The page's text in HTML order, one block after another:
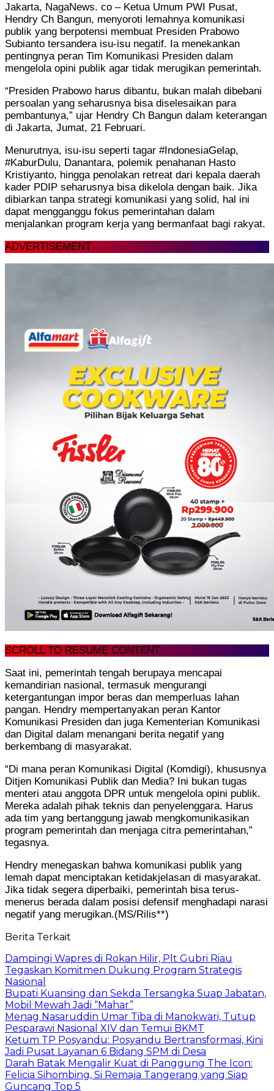
Jakarta, NagaNews. co – Ketua Umum PWI Pusat,
Hendry Ch Bangun, menyoroti lemahnya komunikasi
publik yang berpotensi membuat Presiden Prabowo
Subianto tersandera isu-isu negatif. Ia menekankan
pentingnya peran Tim Komunikasi Presiden dalam
mengelola opini publik agar tidak merugikan pemerintah.
“Presiden Prabowo harus dibantu, bukan malah dibebani
persoalan yang seharusnya bisa diselesaikan para
pembantunya,” ujar Hendry Ch Bangun dalam keterangan
di Jakarta, Jumat, 21 Februari.
Menurutnya, isu-isu seperti tagar #IndonesiaGelap,
#KaburDulu, Danantara, polemik penahanan Hasto
Kristiyanto, hingga penolakan retreat dari kepala daerah
kader PDIP seharusnya bisa dikelola dengan baik. Jika
dibiarkan tanpa strategi komunikasi yang solid, hal ini
dapat mengganggu fokus pemerintahan dalam
menjalankan program kerja yang bermanfaat bagi rakyat.
ADVERTISEMENT
SCROLL TO RESUME CONTENT
Saat ini, pemerintah tengah berupaya mencapai
kemandirian nasional, termasuk mengurangi
ketergantungan impor beras dan memperluas lahan
pangan. Hendry mempertanyakan peran Kantor
Komunikasi Presiden dan juga Kementerian Komunikasi
dan Digital dalam menangani berita negatif yang
berkembang di masyarakat.
“Di mana peran Komunikasi Digital (Komdigi), khususnya
Ditjen Komunikasi Publik dan Media? Ini bukan tugas
menteri atau anggota DPR untuk mengelola opini publik.
Mereka adalah pihak teknis dan penyelenggara. Harus
ada tim yang bertanggung jawab mengkomunikasikan
program pemerintah dan menjaga citra pemerintahan,”
tegasnya.
Hendry menegaskan bahwa komunikasi publik yang
lemah dapat menciptakan ketidakjelasan di masyarakat.
Jika tidak segera diperbaiki, pemerintah bisa terus-
menerus berada dalam posisi defensif menghadapi narasi
negatif yang merugikan.(MS/Rilis**)
Berita Terkait
Dampingi Wapres di Rokan Hilir, Plt Gubri Riau
Tegaskan Komitmen Dukung Program Strategis
Nasional
Bupati Kuansing dan Sekda Tersangka Suap Jabatan,
Mobil Mewah Jadi “Mahar”
Menag Nasaruddin Umar Tiba di Manokwari, Tutup
Pesparawi Nasional XIV dan Temui BKMT
Ketum TP Posyandu: Posyandu Bertransformasi, Kini
Jadi Pusat Layanan 6 Bidang SPM di Desa
Darah Batak Mengalir Kuat di Panggung The Icon:
Felicia Sihombing, Si Remaja Tangerang yang Siap
Guncang Top 5